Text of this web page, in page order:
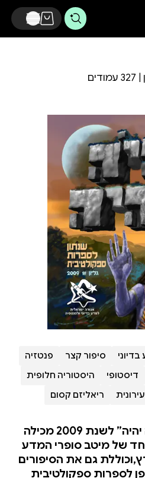
סיפור קצר
פנטזיה
דיסטופי
היסטוריה חלופית
ריאליזם קסום
אסופת הסיפורים “היה יהיה” לשנת 2009 מכילה
של מיטב סופרי המדע
גם את הסיפורים
לספרות ספקולטיבית